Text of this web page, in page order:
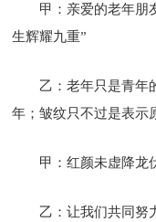
甲：亲爱的老年朋
生辉耀九重”
乙：老年只是青年
年；皱纹只不过是表示
甲：红颜未虚降龙
乙：让我们共同努